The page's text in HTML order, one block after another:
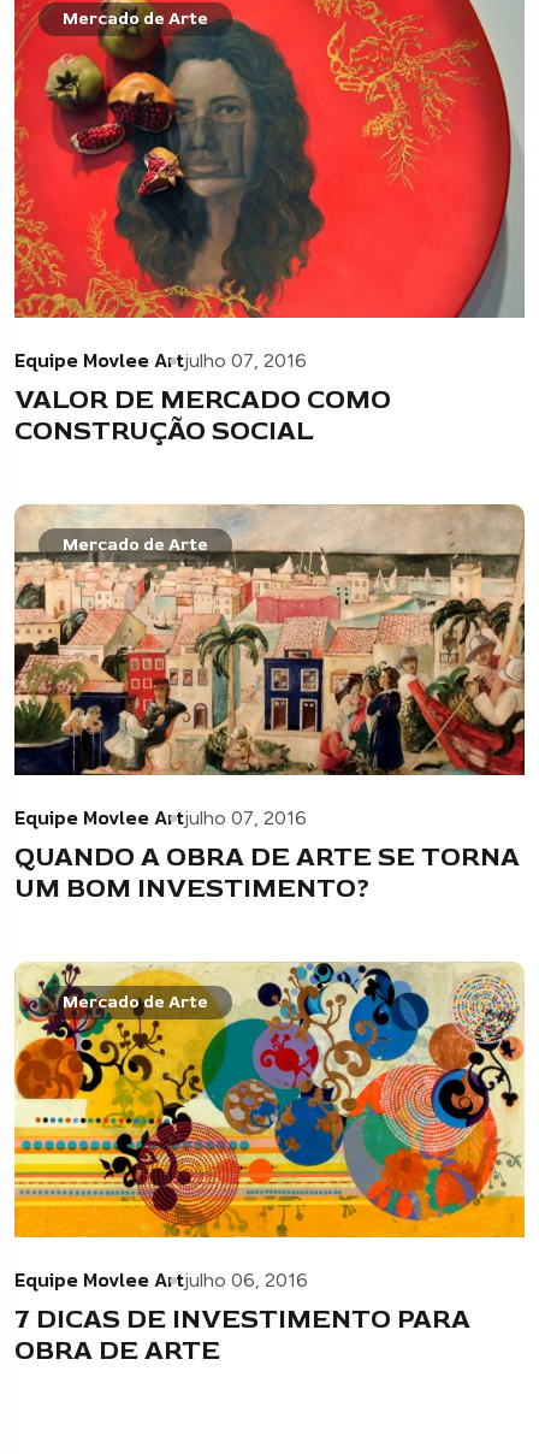
Mercado de Arte
Equipe Movlee Artjulho 07, 2016
VALOR DE MERCADO COMO
CONSTRUÇÃO SOCIAL
Mercado de Arte
Equipe Movlee Artjulho 07, 2016
QUANDO A OBRA DE ARTE SE TORNA
UM BOM INVESTIMENTO?
Mercado de Arte
Equipe Movlee Artjulho 06, 2016
7 DICAS DE INVESTIMENTO PARA
OBRA DE ARTE